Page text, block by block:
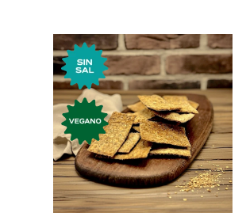
Galletas premium de
salvado sin sal.